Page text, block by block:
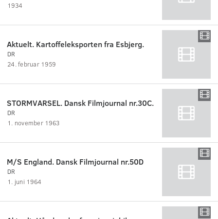
1934
Aktuelt. Kartoffeleksporten fra Esbjerg.
DR
24. februar 1959
STORMVARSEL. Dansk Filmjournal nr.30C.
DR
1. november 1963
M/S England. Dansk Filmjournal nr.50D
DR
1. juni 1964